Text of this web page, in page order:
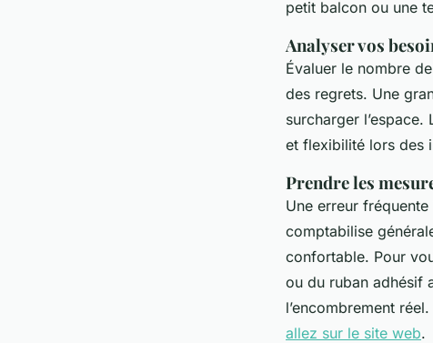
petit balcon ou une
Analyser vos
Évaluer le nombre
des regrets. Une
surcharger
et flexibilité lors des
Prendre les
Une erreur
comptabilise
confortable. Pour
ou du ruban adhésif
l’encombrement
allez sur le site web.